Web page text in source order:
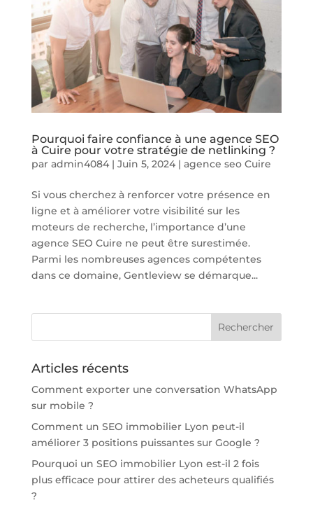
Pourquoi faire confiance à une agence SEO
à Cuire pour votre stratégie de netlinking ?
par admin4084| Juin 5, 2024| agence seo Cuire
Si vous cherchez à renforcer votre présence en
ligne et à améliorer votre visibilité sur les
moteurs de recherche, l’importance d’une
agence SEO Cuire ne peut être surestimée.
Parmi les nombreuses agences compétentes
dans ce domaine, Gentleview se démarque...
Articles récents
Comment exporter une conversation WhatsApp
sur mobile ?
Comment un SEO immobilier Lyon peut-il
améliorer 3 positions puissantes sur Google ?
Pourquoi un SEO immobilier Lyon est-il 2 fois
plus efficace pour attirer des acheteurs qualifiés
?